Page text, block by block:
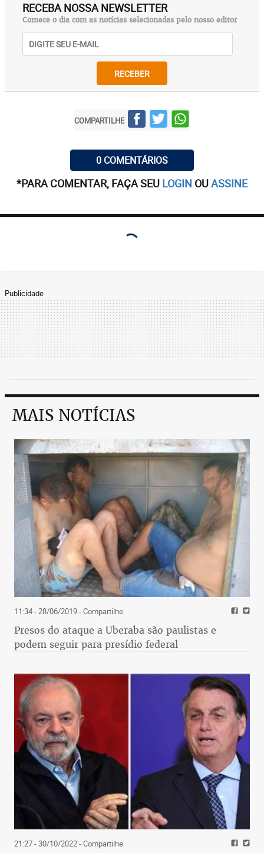
RECEBA NOSSA NEWSLETTER
Comece o dia com as notícias selecionadas pelo nosso editor
RECEBER
COMPARTILHE
0 COMENTÁRIOS
*PARA COMENTAR, FAÇA SEU LOGIN OUASSINE
Publicidade
MAIS NOTÍCIAS
11:34 - 28/06/2019- Compartilhe
Presos do ataque a Uberaba são paulistas e
podem seguir para presídio federal
21:27 - 30/10/2022- Compartilhe